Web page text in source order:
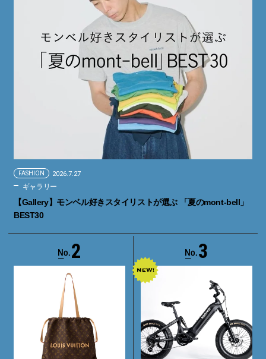
FASHION 2026.7.27
ギャラリー
【Gallery】モンベル好きスタイリストが選ぶ 「夏のmont-bell」
BEST30
2 3